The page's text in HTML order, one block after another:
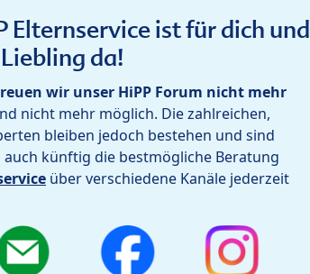
Elternservice ist für dich und
da!
wir unser HiPP Forum nicht mehr
nicht mehr möglich. Die zahlreichen,
bleiben jedoch bestehen und sind
künftig die bestmögliche Beratung
über verschiedene Kanäle jederzeit